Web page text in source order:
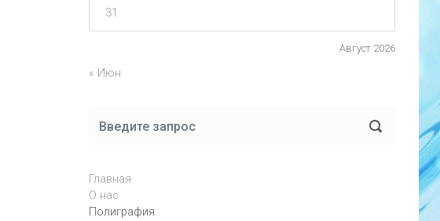
Август 2026
31
« Июн
Главная
О нас
Полиграфия